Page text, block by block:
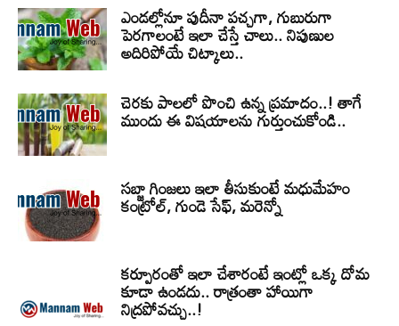
ఎండల్లోనూ పుదీనా పచ్చగా, గుబురుగా
పెరగాలంటే ఇలా చేస్తే చాలు.. నిపుణుల
అదిరిపోయే చిట్కాలు..
చెరకు పాలలో పొంచి ఉన్న ప్రమాదం..! తాగే
ముందు ఈ విషయాలను గుర్తుంచుకోండి..
సబ్జా గింజలు ఇలా తీసుకుంటే మధుమేహం
కంట్రోల్, గుండె సేఫ్, మరెన్నో
కర్పూరంతో ఇలా చేశారంటే ఇంట్లో ఒక్క దోమ
కూడా ఉండదు.. రాత్రంతా హాయిగా
నిద్రపోవచ్చు..!